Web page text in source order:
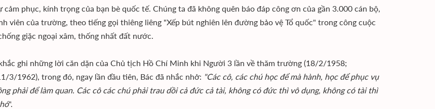
cảm phục, kính trọng của bạn bè quốc tế. Chúng ta đã không quên báo đáp công ơn của gần 3.000 cán bộ,
viên của trường, theo tiếng gọi thiêng liêng "Xếp bút nghiên lên đường bảo vệ Tổ quốc" trong công cuộc
giặc ngoại xâm, thống nhất đất nước.
ghi những lời căn dặn của Chủ tịch Hồ Chí Minh khi Người 3 lần về thăm trường (18/2/1958;
3/1962), trong đó, ngay lần đầu tiên, Bác đã nhắc nhở: "Các cô, các chú học để mà hành, học để phục vụ
phải để làm quan. Các cô các chú phải trau dồi cả đức cả tài, không có đức thì vô dụng, không có tài thì
".